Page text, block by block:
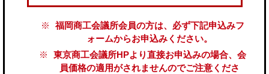
福岡商工会議所会員の方は、必ず下記申込みフ
ォームからお申込みください。
東京商工会議所HPより直接お申込みの場合、会
員価格の適用がされませんのでご注意くださ